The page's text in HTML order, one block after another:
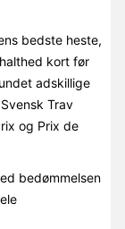
bedste heste,
kort før
adskillige
Trav
og Prix de
bedømmelsen